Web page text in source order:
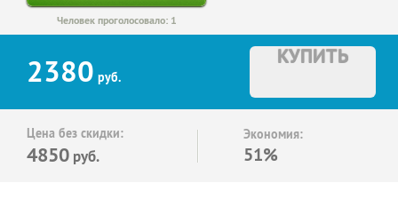
Человек проголосовало: 1
2380 руб.
КУПИТЬ
Цена без скидки:
4850 руб.
Экономия:
51%